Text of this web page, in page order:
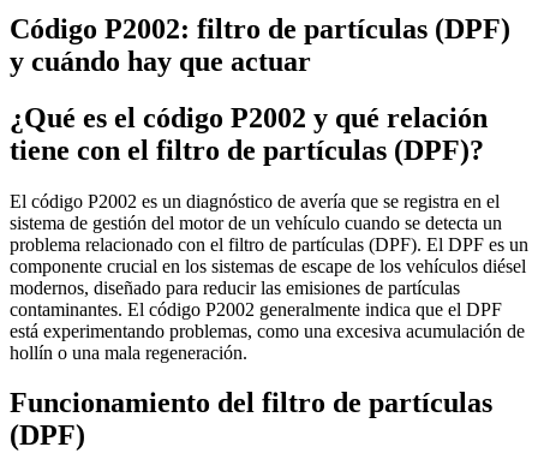
Código P2002: filtro de partículas (DPF)
y cuándo hay que actuar
¿Qué es el código P2002 y qué relación
tiene con el filtro de partículas (DPF)?
El código P2002 es un diagnóstico de avería que se registra en el
sistema de gestión del motor de un vehículo cuando se detecta un
problema relacionado con el filtro de partículas (DPF). El DPF es un
componente crucial en los sistemas de escape de los vehículos diésel
modernos, diseñado para reducir las emisiones de partículas
contaminantes. El código P2002 generalmente indica que el DPF
está experimentando problemas, como una excesiva acumulación de
hollín o una mala regeneración.
Funcionamiento del filtro de partículas
(DPF)